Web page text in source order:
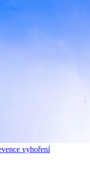
vyhoření